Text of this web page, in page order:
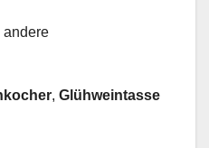
andere
, Glühweintasse